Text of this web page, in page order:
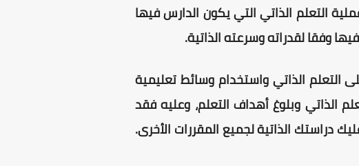
التعلم الذاتي التي يكون الدارس فيها
وفقا لقدراته وسرعته الذاتية.
التعلم الذاتي واستخدام وسائط تعليمية
الذاتي وبلوغ أهداف التعلم، وعليه فقد
دراستك الذاتية لجميع المقررات الأخرى.